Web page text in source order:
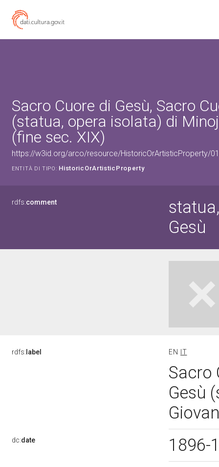
Sacro Cuore di Gesù, Sacro
(statua, opera isolata) di
(fine sec. XIX)
https://w3id.org/arco/resource/HistoricOrArtisticProperty/
ENTITÀ DI TIPO: HistoricOrArtisticProperty
rdfs:comment
Gesù
rdfs: label EN IT
Sacro
Gesù
dc:date 1896-